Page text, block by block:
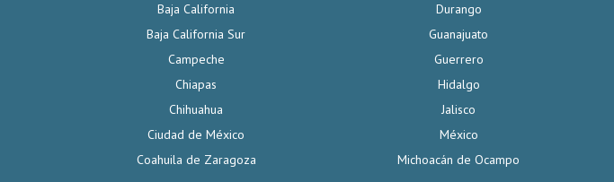
Baja California
Baja California Sur
Campeche
Chiapas
Chihuahua
Ciudad de México
Coahuila de Zaragoza
Durango
Guanajuato
Guerrero
Hidalgo
Jalisco
México
Michoacán de Ocampo